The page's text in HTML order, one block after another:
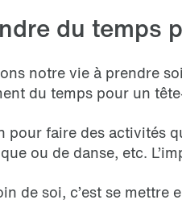
du temps
notre vie à prendre
du temps pour un
pour faire des activités
ou de danse, etc.
de soi, c’est se mettre